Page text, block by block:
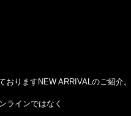
りますNEW ARRIVALのご紹介。
ラインではなく